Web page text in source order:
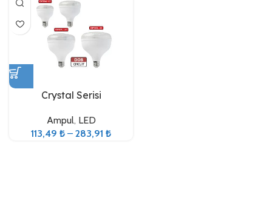
Crystal Serisi
Ampul, LED
113,49 ₺ – 283,91 ₺